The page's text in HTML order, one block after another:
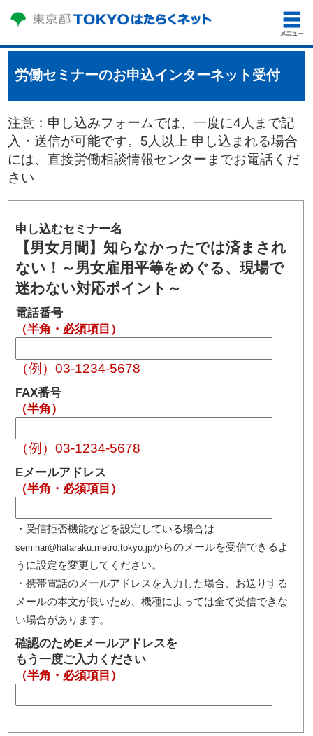
労働セミナーのお申込インターネット受付
注意：申し込みフォームでは、一度に4人まで記
入・送信が可能です。5人以上 申し込まれる場合
には、直接労働相談情報センターまでお電話くだ
さい。
申し込むセミナー名
【男女月間】知らなかったでは済まされ
ない！～男女雇用平等をめぐる、現場で
迷わない対応ポイント～
電話番号
（半角・必須項目）
（例）03-1234-5678
FAX番号
（半角）
（例）03-1234-5678
Eメールアドレス
（半角・必須項目）
・受信拒否機能などを設定している場合は
seminar@hataraku.metro.tokyo.jpからのメールを受信できるよ
うに設定を変更してください。
・携帯電話のメールアドレスを入力した場合、お送りする
メールの本文が長いため、機種によっては全て受信できな
い場合があります。
確認のためEメールアドレスを
もう一度ご入力ください
（半角・必須項目）